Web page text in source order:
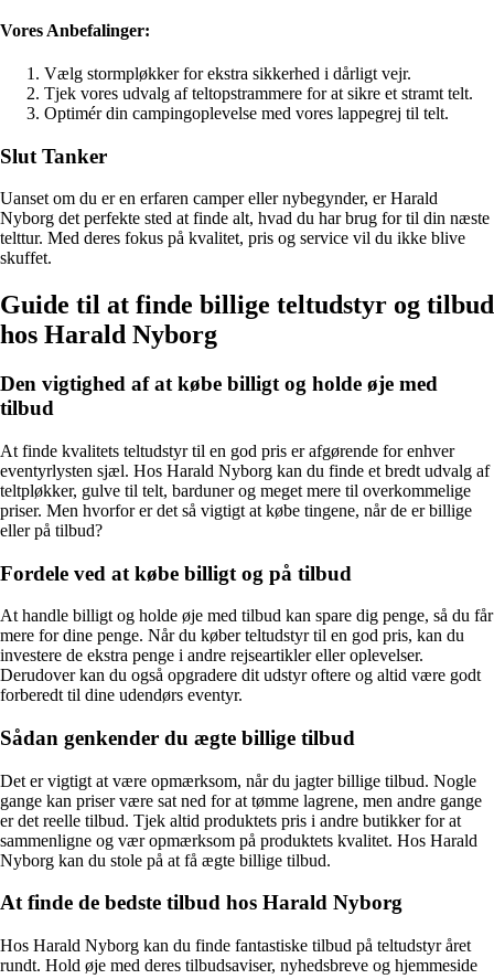
Vores Anbefalinger:
Vælg stormpløkker for ekstra sikkerhed i dårligt vejr.
Tjek vores udvalg af teltopstrammere for at sikre et stramt telt.
Optimér din campingoplevelse med vores lappegrej til telt.
Slut Tanker
Uanset om du er en erfaren camper eller nybegynder, er Harald
Nyborg det perfekte sted at finde alt, hvad du har brug for til din næste
telttur. Med deres fokus på kvalitet, pris og service vil du ikke blive
skuffet.
Guide til at finde billige teltudstyr og tilbud
hos Harald Nyborg
Den vigtighed af at købe billigt og holde øje med
tilbud
At finde kvalitets teltudstyr til en god pris er afgørende for enhver
eventyrlysten sjæl. Hos Harald Nyborg kan du finde et bredt udvalg af
teltpløkker, gulve til telt, barduner og meget mere til overkommelige
priser. Men hvorfor er det så vigtigt at købe tingene, når de er billige
eller på tilbud?
Fordele ved at købe billigt og på tilbud
At handle billigt og holde øje med tilbud kan spare dig penge, så du får
mere for dine penge. Når du køber teltudstyr til en god pris, kan du
investere de ekstra penge i andre rejseartikler eller oplevelser.
Derudover kan du også opgradere dit udstyr oftere og altid være godt
forberedt til dine udendørs eventyr.
Sådan genkender du ægte billige tilbud
Det er vigtigt at være opmærksom, når du jagter billige tilbud. Nogle
gange kan priser være sat ned for at tømme lagrene, men andre gange
er det reelle tilbud. Tjek altid produktets pris i andre butikker for at
sammenligne og vær opmærksom på produktets kvalitet. Hos Harald
Nyborg kan du stole på at få ægte billige tilbud.
At finde de bedste tilbud hos Harald Nyborg
Hos Harald Nyborg kan du finde fantastiske tilbud på teltudstyr året
rundt. Hold øje med deres tilbudsaviser, nyhedsbreve og hjemmeside